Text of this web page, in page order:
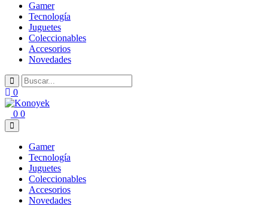
Gamer
Tecnología
Juguetes
Coleccionables
Accesorios
Novedades
0
0 0
Gamer
Tecnología
Juguetes
Coleccionables
Accesorios
Novedades